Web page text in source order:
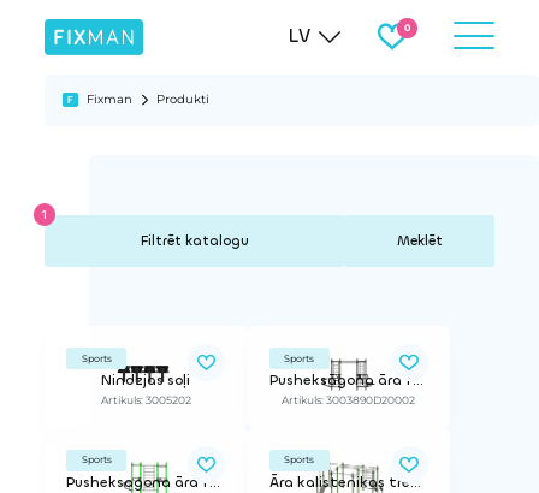
LV
Fixman Produkti
Meklēt
Sports
Nindzjas soļi
Artikuls: 3005202
Sports
Pusheksāgona āra funkcionālo treniņu stacija
Artikuls: 3003890D20002
Sports
Pusheksagona āra funkcionālo treniņu stacija
Sports
Āra kalistenikas treniņu stacija